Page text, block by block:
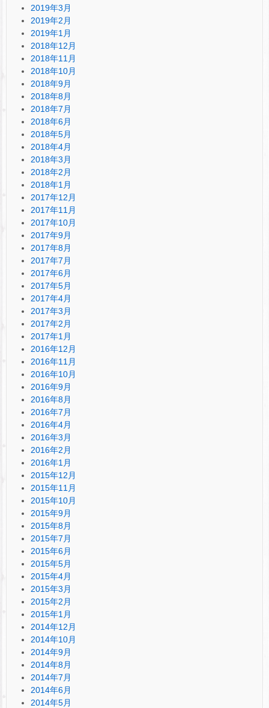
2019年3月
2019年2月
2019年1月
2018年12月
2018年11月
2018年10月
2018年9月
2018年8月
2018年7月
2018年6月
2018年5月
2018年4月
2018年3月
2018年2月
2018年1月
2017年12月
2017年11月
2017年10月
2017年9月
2017年8月
2017年7月
2017年6月
2017年5月
2017年4月
2017年3月
2017年2月
2017年1月
2016年12月
2016年11月
2016年10月
2016年9月
2016年8月
2016年7月
2016年4月
2016年3月
2016年2月
2016年1月
2015年12月
2015年11月
2015年10月
2015年9月
2015年8月
2015年7月
2015年6月
2015年5月
2015年4月
2015年3月
2015年2月
2015年1月
2014年12月
2014年10月
2014年9月
2014年8月
2014年7月
2014年6月
2014年5月